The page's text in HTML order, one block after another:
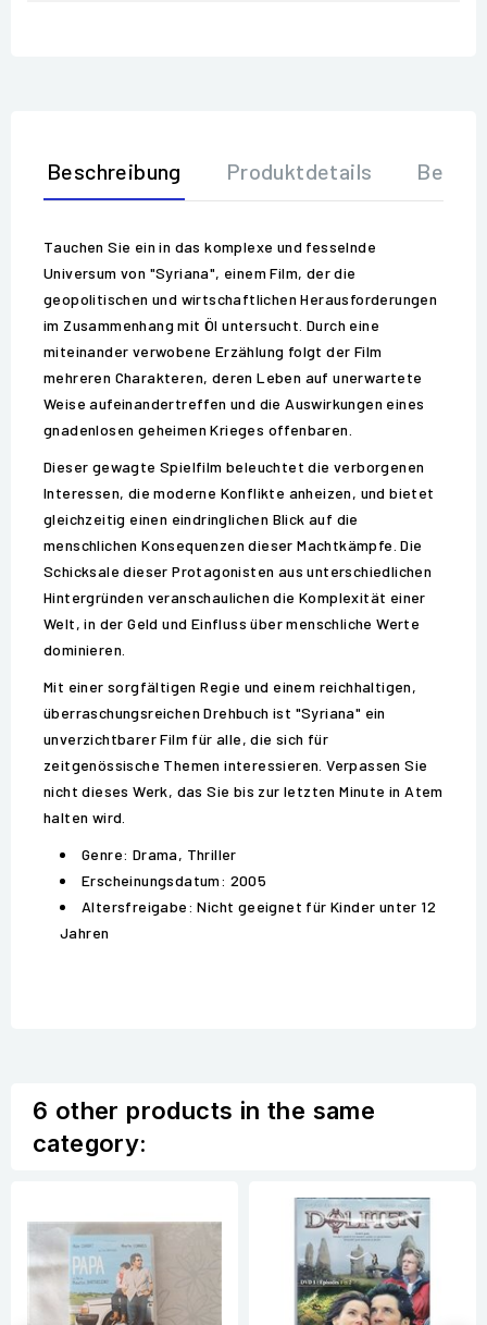
Beschreibung Produktdetails
Tauchen Sie ein in das komplexe und fesselnde
Universum von "Syriana", einem Film, der die
geopolitischen und wirtschaftlichen Herausforderungen
im Zusammenhang mit Öl untersucht. Durch eine
miteinander verwobene Erzählung folgt der Film
mehreren Charakteren, deren Leben auf unerwartete
Weise aufeinandertreffen und die Auswirkungen eines
gnadenlosen geheimen Krieges offenbaren.
Dieser gewagte Spielfilm beleuchtet die verborgenen
Interessen, die moderne Konflikte anheizen, und bietet
gleichzeitig einen eindringlichen Blick auf die
menschlichen Konsequenzen dieser Machtkämpfe. Die
Schicksale dieser Protagonisten aus unterschiedlichen
Hintergründen veranschaulichen die Komplexität einer
Welt, in der Geld und Einfluss über menschliche Werte
dominieren.
Mit einer sorgfältigen Regie und einem reichhaltigen,
überraschungsreichen Drehbuch ist "Syriana" ein
unverzichtbarer Film für alle, die sich für
zeitgenössische Themen interessieren. Verpassen Sie
nicht dieses Werk, das Sie bis zur letzten Minute in Atem
halten wird.
Genre: Drama, Thriller
Erscheinungsdatum: 2005
Altersfreigabe: Nicht geeignet für Kinder unter 12
Jahren
6 other products in the same
category: